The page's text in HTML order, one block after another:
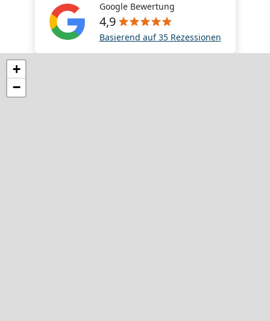
Google Bewertung
4,9
Basierend auf 35 Rezessionen
+
−